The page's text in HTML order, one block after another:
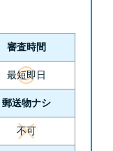
審査時間
最短即日
郵送物ナシ
不可